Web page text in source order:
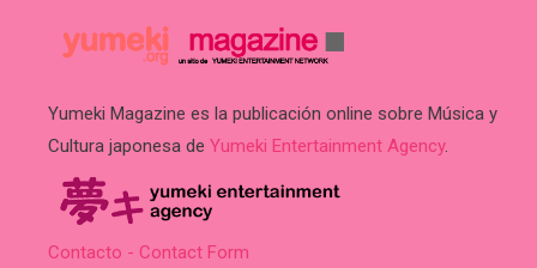
Yumeki Magazine es la publicación online sobre Música y
Cultura japonesa de Yumeki Entertainment Agency.
Contacto - Contact Form